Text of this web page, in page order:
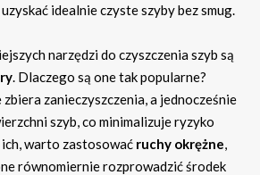
idealnie czyste szyby bez smug.
narzędzi do czyszczenia szyb są
. Dlaczego są one tak popularne?
zanieczyszczenia, a jednocześnie
szyb, co minimalizuje ryzyko
warto zastosować ruchy okrężne,
równomiernie rozprowadzić środek